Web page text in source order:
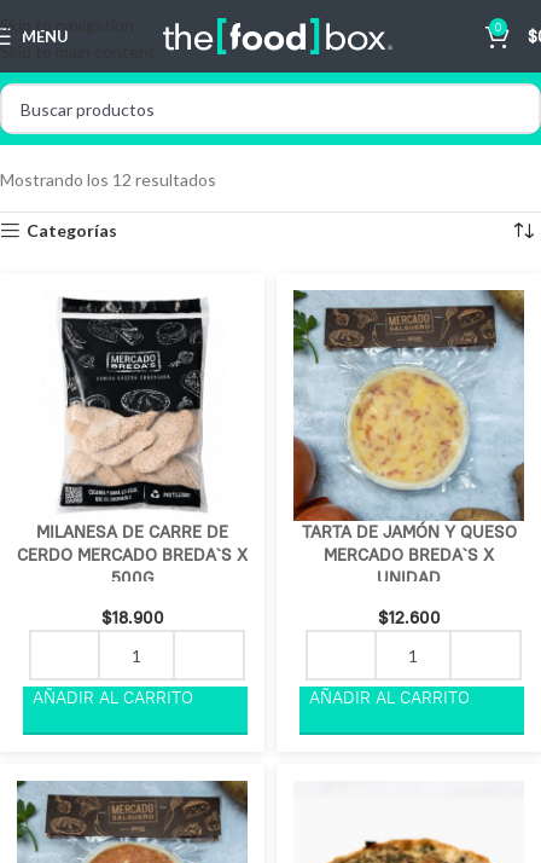
Skip to navigation
Skip to main content
MENU 0 $
Mostrando los 12 resultados
Categorías
MILANESA DE CARRE DE
CERDO MERCADO BREDA`S X
500G
$18.900
TARTA DE JAMÓN Y QUESO
MERCADO BREDA`S X
UNIDAD
$12.600